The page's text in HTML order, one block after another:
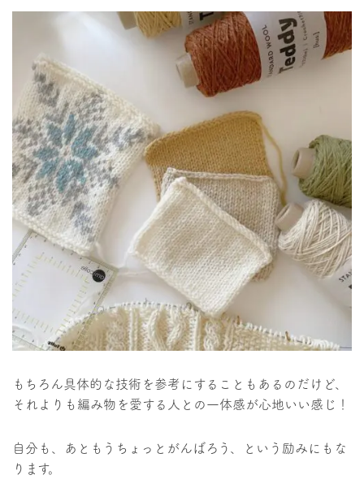
もちろん具体的な技術を参考にすることもあるのだけど、
それよりも編み物を愛する人との一体感が心地いい感じ！
自分も、あともうちょっとがんばろう、という励みにもな
ります。